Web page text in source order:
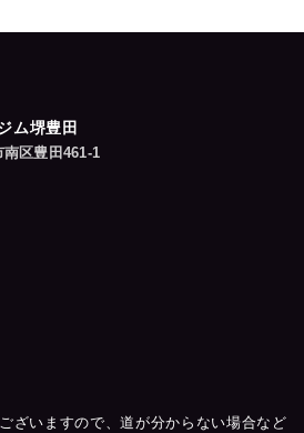
ム堺豊田
区豊田461-1
ざいますので、道が分からない場合など